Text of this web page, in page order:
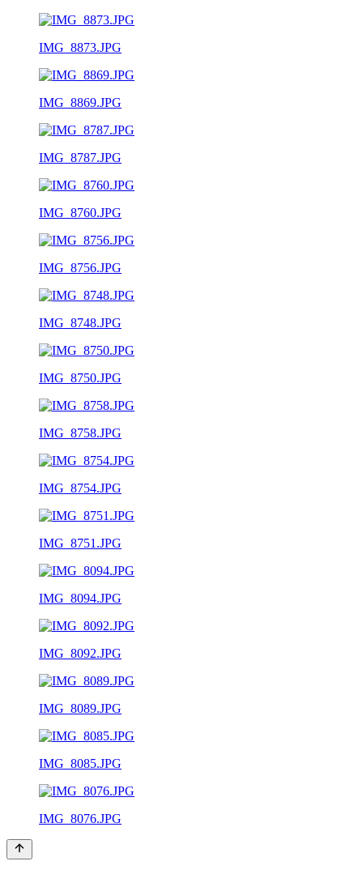
IMG_8873.JPG
IMG_8869.JPG
IMG_8787.JPG
IMG_8760.JPG
IMG_8756.JPG
IMG_8748.JPG
IMG_8750.JPG
IMG_8758.JPG
IMG_8754.JPG
IMG_8751.JPG
IMG_8094.JPG
IMG_8092.JPG
IMG_8089.JPG
IMG_8085.JPG
IMG_8076.JPG